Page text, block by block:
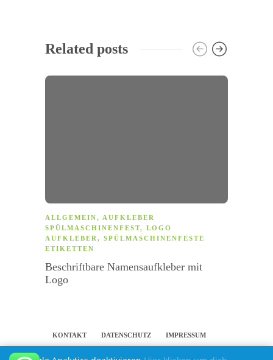
Related posts
ALLGEMEIN, AUFKLEBER
SPÜLMASCHINENFEST, LOGO
AUFKLEBER , SPÜLMASCHINENFESTE
ETIKETTEN
Beschriftbare Namensaufkleber mit
Logo
KONTAKT DATENSCHUTZ IMPRESSUM